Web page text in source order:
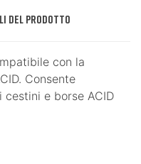
del prodotto
con la
Consente
e borse ACID